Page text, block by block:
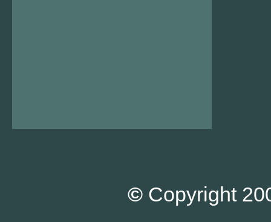
© Copyright